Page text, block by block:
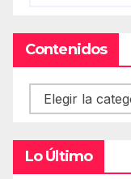
Contenidos
Contenidos
Lo Último